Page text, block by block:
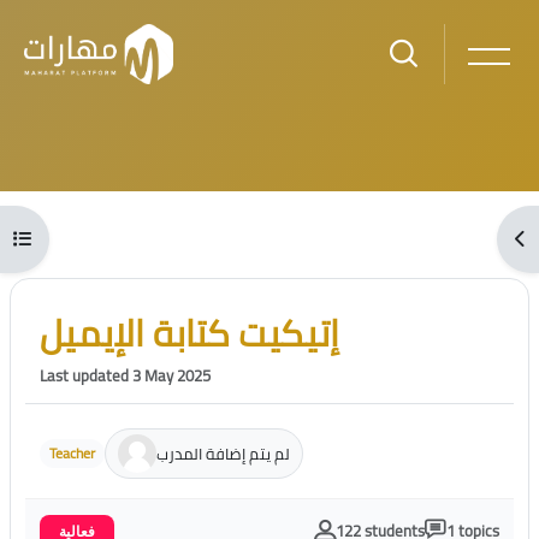
Skip to main content
Blocks
Open course index
Blocks
Skip [Cocoon] Course Intro
إتيكيت كتابة الإيميل
Last updated 3 May 2025
Teacher لم يتم إضافة المدرب
فعالية 122 students 1 topics